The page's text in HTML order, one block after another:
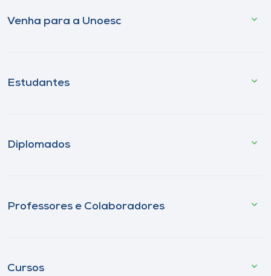
Venha para a Unoesc
Estudantes
Diplomados
Professores e Colaboradores
Cursos